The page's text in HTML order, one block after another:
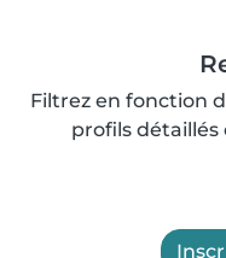
Filtrez en fonction
profils détaillés